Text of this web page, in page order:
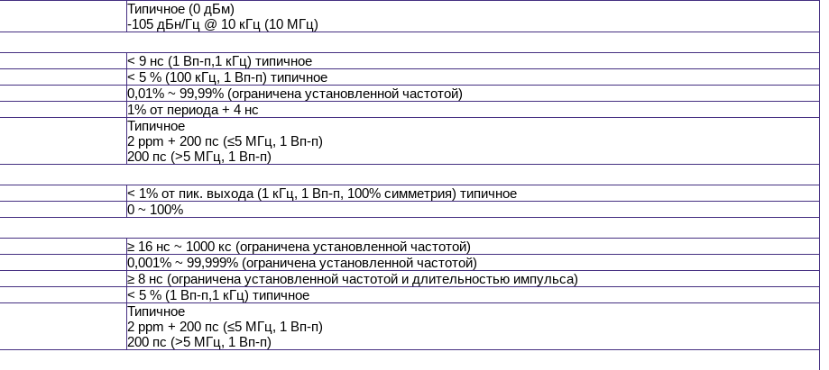
Типичное (0 дБм)
-105 дБн/Гц @ 10 кГц (10 МГц)
< 9 нс (1 Вп-п,1 кГц) типичное
< 5 % (100 кГц, 1 Вп-п) типичное
0,01% ~ 99,99% (ограничена установленной частотой)
1% от периода + 4 нс
Типичное
2 ppm + 200 пс (≤5 МГц, 1 Вп-п)
200 пс (>5 МГц, 1 Вп-п)
< 1% от пик. выхода (1 кГц, 1 Вп-п, 100% симметрия) типичное
0 ~ 100%
≥ 16 нс ~ 1000 кс (ограничена установленной частотой)
0,001% ~ 99,999% (ограничена установленной частотой)
≥ 8 нс (ограничена установленной частотой и длительностью импульса)
< 5 % (1 Вп-п,1 кГц) типичное
Типичное
2 ppm + 200 пс (≤5 МГц, 1 Вп-п)
200 пс (>5 МГц, 1 Вп-п)